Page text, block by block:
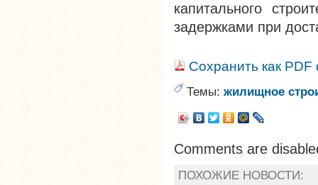
капитального
задержками при
Сохранить как
Темы: жилищное
Comments are
ПОХОЖИЕ НОВОСТИ: